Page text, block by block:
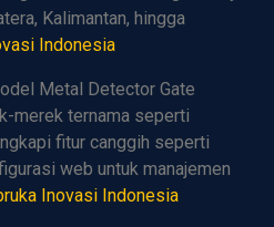
Kalimantan, hingga
Indonesia
Metal Detector Gate
merek ternama seperti
fitur canggih seperti
web untuk manajemen
Inovasi Indonesia